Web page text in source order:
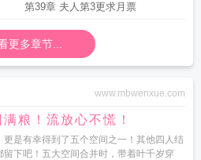
第39章 夫人第3更求月票
更多章节...
www.mbwenxue.com
粮！流放心不慌！
更是有幸得到了五个空间之一！其他四人结
留下吧！五大空间合并时，带着叶千岁穿